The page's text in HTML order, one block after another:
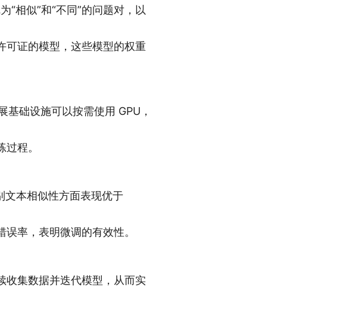
“相似”和“不同”的问题对，以
可证的模型，这些模型的权重
础设施可以按需使用 GPU，
程。
本相似性方面表现优于
率，表明微调的有效性。
收集数据并迭代模型，从而实